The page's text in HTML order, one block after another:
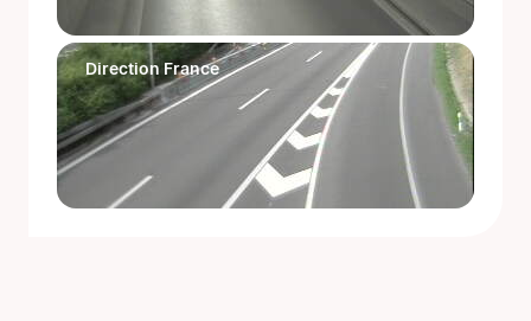
Direction France